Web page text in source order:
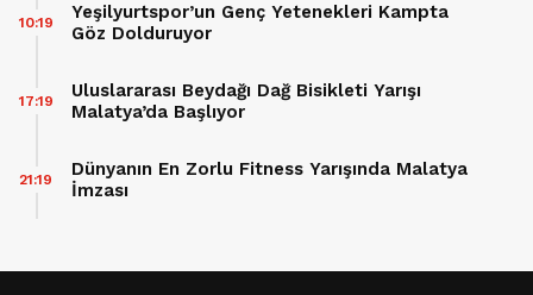
Yeşilyurtspor’un Genç Yetenekleri Kampta
Göz Dolduruyor
10:19
Uluslararası Beydağı Dağ Bisikleti Yarışı
Malatya’da Başlıyor
17:19
Dünyanın En Zorlu Fitness Yarışında Malatya
İmzası
21:19